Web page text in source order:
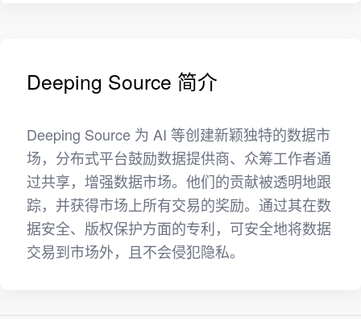
Deeping Source 简介
Deeping Source 为 AI 等创建新颖独特的数据市
场，分布式平台鼓励数据提供商、众筹工作者通
过共享，增强数据市场。他们的贡献被透明地跟
踪，并获得市场上所有交易的奖励。通过其在数
据安全、版权保护方面的专利，可安全地将数据
交易到市场外，且不会侵犯隐私。